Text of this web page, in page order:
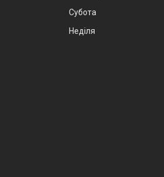
Субота
Неділя